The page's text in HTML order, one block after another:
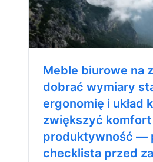
Meble biurowe na
dobrać wymiary
ergonomię i układ
zwiększyć komfort
produktywność —
checklista przed